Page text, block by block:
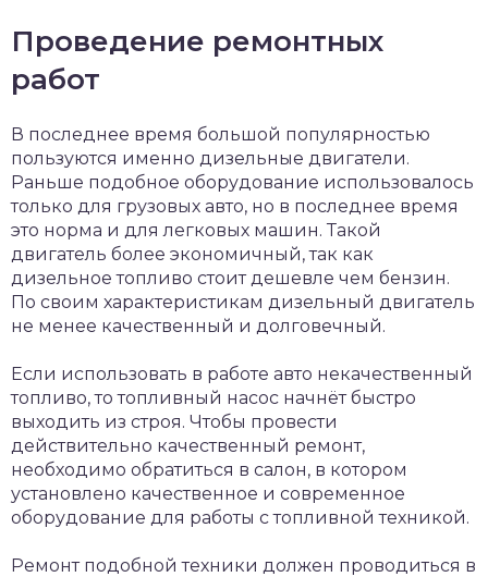
Проведение ремонтных
работ
В последнее время большой популярностью
пользуются именно дизельные двигатели.
Раньше подобное оборудование использовалось
только для грузовых авто, но в последнее время
это норма и для легковых машин. Такой
двигатель более экономичный, так как
дизельное топливо стоит дешевле чем бензин.
По своим характеристикам дизельный двигатель
не менее качественный и долговечный.
Если использовать в работе авто некачественный
топливо, то топливный насос начнёт быстро
выходить из строя. Чтобы провести
действительно качественный ремонт,
необходимо обратиться в салон, в котором
установлено качественное и современное
оборудование для работы с топливной техникой.
Ремонт подобной техники должен проводиться в